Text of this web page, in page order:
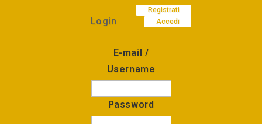
Registrati
Accedi
Login
E-mail /
Username
Password